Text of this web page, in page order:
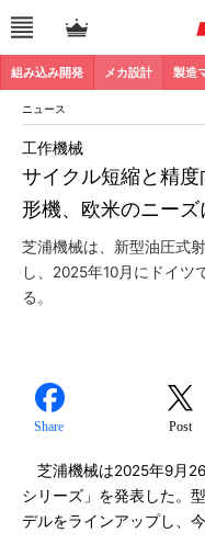
組み込み開発 メカ設計 製造
ニュース
サイクル短縮と精
形機、欧米のニーズ
工作機械
芝浦機械は、新型油圧式
し、2025年10月にドイツ
る。
Share Post
芝浦機械は2025年9月
シリーズ」を発表した。
デルをラインアップし、